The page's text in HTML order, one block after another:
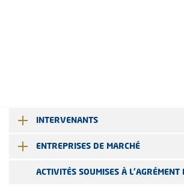
INTERVENANTS
ENTREPRISES DE MARCHÉ
ACTIVITÉS SOUMISES À L'AGRÉMENT